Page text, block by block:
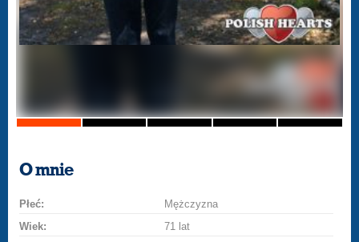
O mnie
Płeć:
Mężczyzna
Wiek:
71 lat